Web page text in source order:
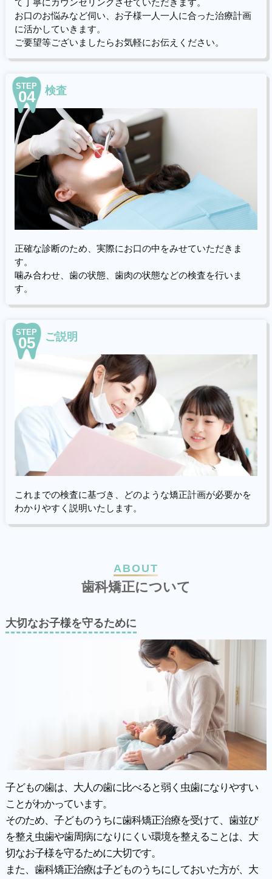
て丁寧にカウンセリングさせていただきます。
お口のお悩みなど伺い、お子様一人一人に合った治療計画
に活かしていきます。
ご要望等ございましたらお気軽にお伝えください。
STEP
04 検査
正確な診断のため、実際にお口の中をみせていただきま
す。
噛み合わせ、歯の状態、歯肉の状態などの検査を行いま
す。
STEP
05 ご説明
これまでの検査に基づき、どのような矯正計画が必要かを
わかりやすく説明いたします。
ABOUT
歯科矯正について
大切なお子様を守るために
子どもの歯は、大人の歯に比べると弱く虫歯になりやすい
ことがわかっています。
そのため、子どものうちに歯科矯正治療を受けて、歯並び
を整え虫歯や歯周病になりにくい環境を整えることは、大
切なお子様を守るために大切です。
また、歯科矯正治療は子どものうちにしておいた方が、大